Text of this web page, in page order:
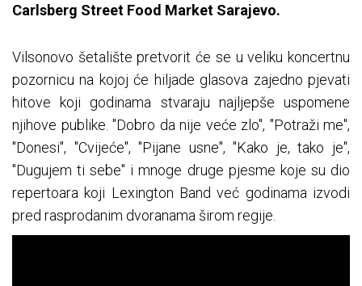
Carlsberg Street Food Market Sarajevo.
Vilsonovo šetalište pretvorit će se u veliku koncertnu
pozornicu na kojoj će hiljade glasova zajedno pjevati
hitove koji godinama stvaraju najljepše uspomene
njihove publike. "Dobro da nije veće zlo", "Potraži me",
"Donesi", "Cvijeće", "Pijane usne", "Kako je, tako je",
"Dugujem ti sebe" i mnoge druge pjesme koje su dio
repertoara koji Lexington Band već godinama izvodi
pred rasprodanim dvoranama širom regije.